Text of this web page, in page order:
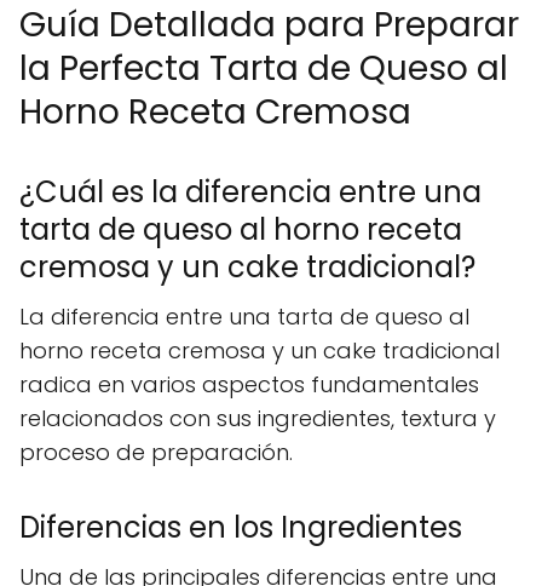
Guía Detallada para Preparar
la Perfecta Tarta de Queso al
Horno Receta Cremosa
¿Cuál es la diferencia entre una
tarta de queso al horno receta
cremosa y un cake tradicional?
La diferencia entre una tarta de queso al
horno receta cremosa y un cake tradicional
radica en varios aspectos fundamentales
relacionados con sus ingredientes, textura y
proceso de preparación.
Diferencias en los Ingredientes
Una de las principales diferencias entre una